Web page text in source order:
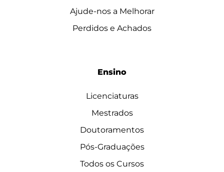
Ajude-nos a Melhorar
Perdidos e Achados
Ensino
Licenciaturas
Mestrados
Doutoramentos
Pós-Graduações
Todos os Cursos